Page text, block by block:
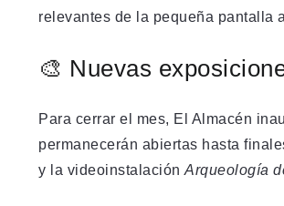
relevantes de la pequeña pantalla
🎨 Nuevas
Para cerrar el mes, El Almacén
permanecerán abiertas hasta
y la videoinstalación Arqueología